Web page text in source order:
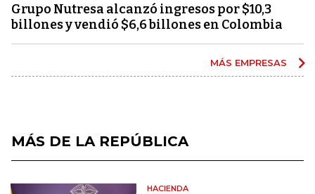
Grupo Nutresa alcanzó ingresos por $10,3
billones y vendió $6,6 billones en Colombia
MÁS EMPRESAS
MÁS DE LA REPÚBLICA
HACIENDA